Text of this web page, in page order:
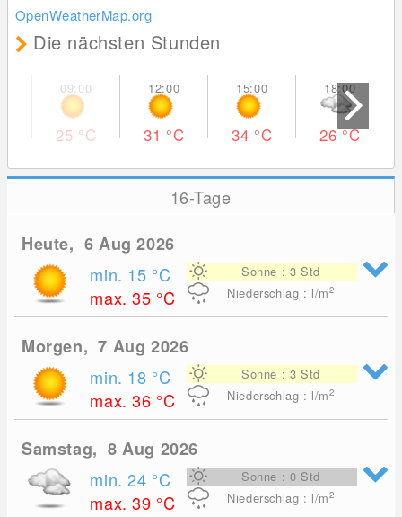
OpenWeatherMap.org
Die nächsten Stunden
25 °C 31 °C 34 °C 26°C
16-Tage
Heute, 6 Aug 2026
min. 15 °C
max. 35 °C
Sonne : 3 Std
Niederschlag : l/m2
Morgen, 7 Aug 2026
min. 18 °C
max. 36 °C
Sonne : 3 Std
Niederschlag : l/m2
Samstag, 8 Aug 2026
min. 24 °C
max. 39 °C
Sonne : 0 Std
Niederschlag : l/m2